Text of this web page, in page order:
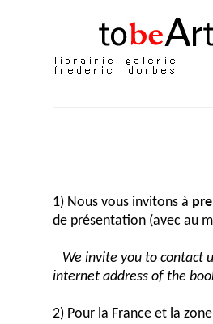
1) Nous vous invitons à
de présentation (avec au
We invite you to contact
internet address of the
2) Pour la France et la